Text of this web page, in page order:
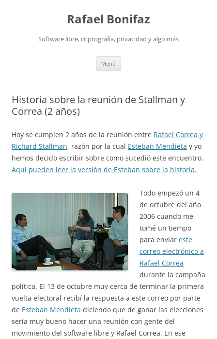
Rafael Bonifaz
Software libre, criptografía, privacidad y algo más
Menú
Historia sobre la reunión de Stallman y
Correa (2 años)
Hoy se cumplen 2 años de la reunión entre Rafael Correa y
Richard Stallman, razón por la cual Esteban Mendieta y yo
hemos decido escribir sobre como sucedió este encuentro.
Aquí pueden leer la versión de Esteban sobre la historia.
Todo empezó un 4
de octubre del año
2006 cuando me
tomé un tiempo
para enviar este
correo electrónico a
Rafael Correa
durante la campaña
política. El 13 de octubre muy cerca de terminar la primera
vuelta electoral recibí la respuesta a este correo por parte
de Esteban Mendieta diciendo que de ganar las elecciones
sería muy bueno hacer una reunión con gente del
movimiento del software libre y Rafael Correa. En ese